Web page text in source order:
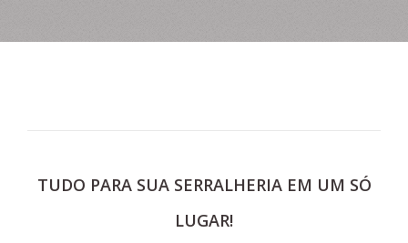
TUDO PARA SUA SERRALHERIA EM UM SÓ
LUGAR!